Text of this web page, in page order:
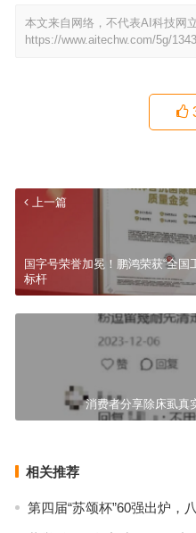
本文来自网络，不代表AI科技网
https://www.aitechw.com/5g/
上一篇
国字号荣誉加冕！鹏鸿荣获“全
标杆
消费者分享除床虱真
相关推荐
第四届“苏颂杯”60强出炉，